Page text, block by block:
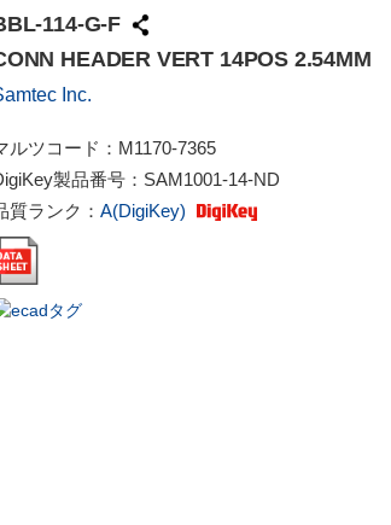
114-G-F
HEADER VERT 14POS 2.54MM
Inc.
ルツコード： M1170-7365
製品番号： SAM1001-14-ND
質ランク： A(DigiKey)